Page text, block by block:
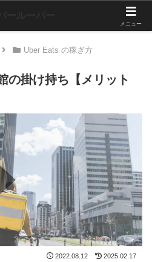
Uber Eats の稼ぎ方
の掛け持ち【メリット
2022.08.12 2025.02.17
メニュー